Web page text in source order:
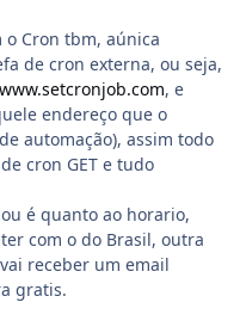
o Cron tbm, aúnica
de cron externa, ou seja,
, e
endereço que o
automação), assim todo
cron GET e tudo
é quanto ao horario,
com o do Brasil, outra
receber um email
gratis.